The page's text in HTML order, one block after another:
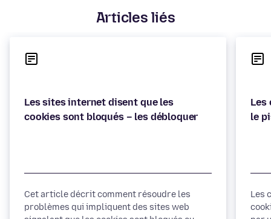
Articles liés
Les sites internet disent que les
Cet article décrit comment résoudre les
problèmes qui impliquent des sites web
Les
Les